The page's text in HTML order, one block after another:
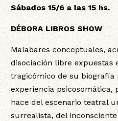
Sábados 15/6 a las 15 hs.
DÉBORA LIBROS SHOW
Malabares conceptuales,
disociación libre expuestas
tragicómico de su biografía
experiencia psicosomática,
hace del escenario teatral
surrealista, del